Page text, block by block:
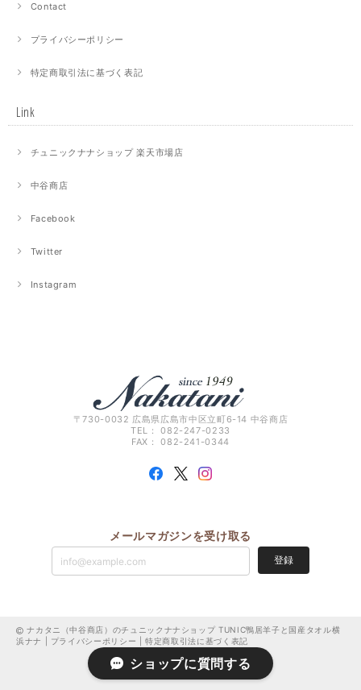
Contact
プライバシーポリシー
特定商取引法に基づく表記
Link
チュニックナナショップ 楽天市場店
中谷商店
Facebook
Twitter
Instagram
〒730-0032 広島県広島市中区立町6-14 中谷商店
TEL： 082-247-0233
FAX： 082-241-0344
メールマガジンを受け取る
登録
ナカタニ（中谷商店）のチュニックナナショップ TUNIC鴨居羊子と国産タオル横
浜ナナ | プライバシーポリシー |特定商取引法に基づく表記
ショップに質問する